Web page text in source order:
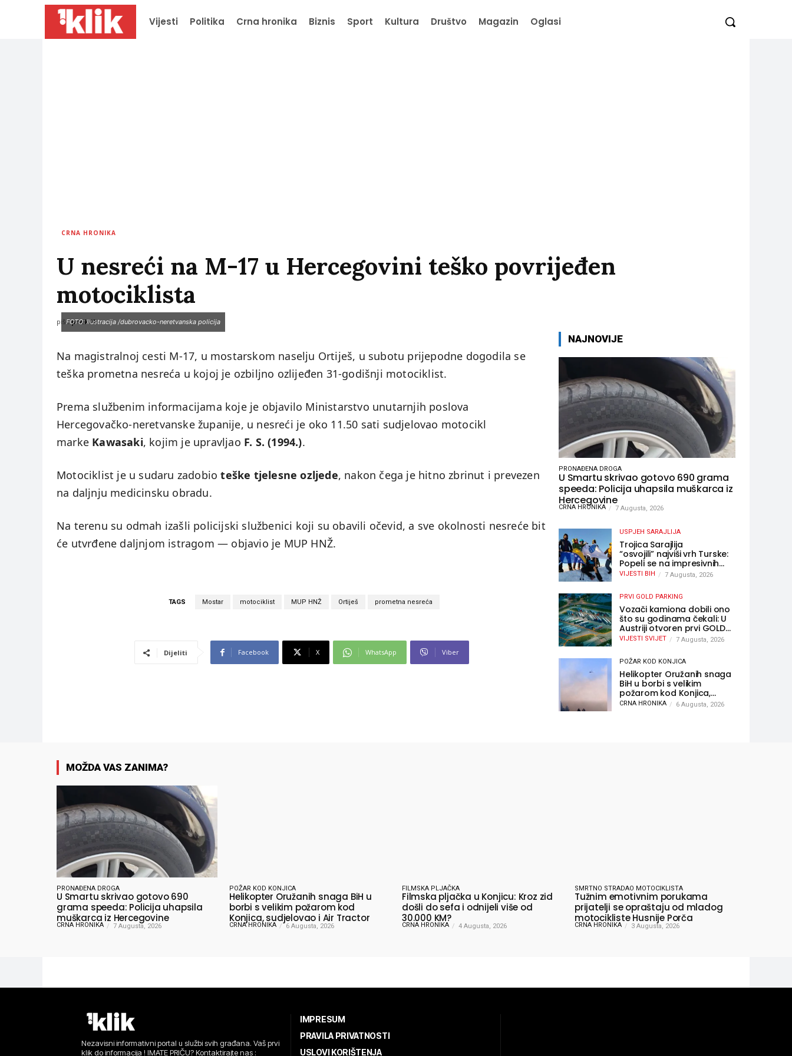
Vijesti Politika Crna hronika Biznis Sport Kultura Društvo Magazin Oglasi
CRNA HRONIKA
U nesreći na M-17 u Hercegovini teško povrijeđen
motociklista
piše:prviklik
FOTO: Ilustracija /dubrovacko-neretvanska policija
Na magistralnoj cesti M-17, u mostarskom naselju Ortiješ, u subotu prijepodne dogodila se
teška prometna nesreća u kojoj je ozbiljno ozlijeđen 31-godišnji motociklist.
Prema službenim informacijama koje je objavilo Ministarstvo unutarnjih poslova
Hercegovačko-neretvanske županije, u nesreći je oko 11.50 sati sudjelovao motocikl
marke Kawasaki, kojim je upravljao F. S. (1994.).
Motociklist je u sudaru zadobioteške tjelesne ozljede, nakon čega je hitno zbrinut i prevezen
na daljnju medicinsku obradu.
Na terenu su odmah izašli policijski službenici koji su obavili očevid, a sve okolnosti nesreće bit
će utvrđene daljnjom istragom — objavio je MUP HNŽ.
TAGS Mostar motociklist MUP HNŽ Ortiješ prometna nesreća
Dijeliti Facebook X WhatsApp Viber
NAJNOVIJE
PRONAĐENA DROGA
U Smartu skrivao gotovo 690 grama
speeda: Policija uhapsila muškarca iz
Hercegovine
CRNA HRONIKA 7 Augusta, 2026
USPJEH SARAJLIJA
Trojica Sarajlija
“osvojili” najviši vrh Turske:
Popeli se na impresivnih
5.137 metara
VIJESTI BIH 7 Augusta, 2026
PRVI GOLD PARKING
Vozači kamiona dobili ono
što su godinama čekali: U
Austriji otvoren prvi GOLD
sigurni parking
VIJESTI SVIJET 7 Augusta, 2026
POŽAR KOD KONJICA
Helikopter Oružanih snaga
BiH u borbi s velikim
požarom kod Konjica,
sudjelovao i Air Tractor
CRNA HRONIKA 6 Augusta, 2026
MOŽDA VAS ZANIMA?
PRONAĐENA DROGA
U Smartu skrivao gotovo 690
grama speeda: Policija uhapsila
muškarca iz Hercegovine
CRNA HRONIKA 7 Augusta, 2026
POŽAR KOD KONJICA
Helikopter Oružanih snaga BiH u
borbi s velikim požarom kod
Konjica, sudjelovao i Air Tractor
CRNA HRONIKA 6 Augusta, 2026
FILMSKA PLJAČKA
Filmska pljačka u Konjicu: Kroz zid
došli do sefa i odnijeli više od
30.000 KM?
CRNA HRONIKA 4 Augusta, 2026
SMRTNO STRADAO MOTOCIKLISTA
Tužnim emotivnim porukama
prijatelji se opraštaju od mladog
motocikliste Husnije Porča
CRNA HRONIKA 3 Augusta, 2026
Nezavisni informativni portal u službi svih građana. Vaš prvi
klik do informacija ! IMATE PRIČU? Kontaktirajte nas :
IMPRESUM
PRAVILA PRIVATNOSTI
USLOVI KORIŠTENJA